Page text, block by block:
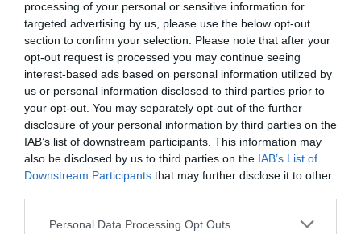
processing of your personal or sensitive information for
targeted advertising by us, please use the below opt-out
section to confirm your selection. Please note that after your
opt-out request is processed you may continue seeing
interest-based ads based on personal information utilized by
us or personal information disclosed to third parties prior to
your opt-out. You may separately opt-out of the further
disclosure of your personal information by third parties on the
IAB’s list of downstream participants. This information may
also be disclosed by us to third parties on the IAB’s List of
Downstream Participants that may further disclose it to other
Please note that this website/app uses one or more Google
Personal Data Processing Opt Outs
07.08.2026 | 12:45
Πώς θα πληρωθούν όσοι
δουλέψουν στις 15 Αυγούστου
07.08.2026 | 12:30
Τροχαίο με αυτοκίνητο μεγάλου
δήμου στην Εύβοια
07.08.2026 | 12:15
εβδομάδες του ελληνικού
Όλες οι τελευταίες ειδήσεις
ΠΕΡΙΣΣΟΤΕΡΑ ΑΠΟ ΠΟΛΙΤΙΚΗ